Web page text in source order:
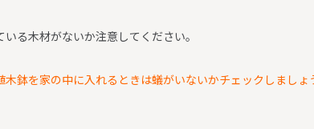
る木材がないか注意してください。
鉢を家の中に入れるときは蟻がいないかチェックしましょ